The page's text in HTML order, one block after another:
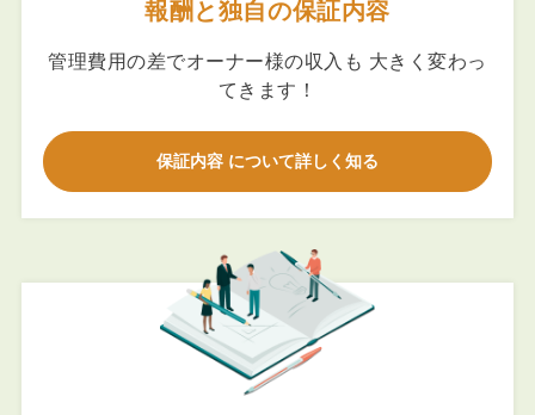
報酬と独自の保証内容
管理費用の差でオーナー様の収入も 大きく変わっ
てきます！
保証内容 について詳しく知る